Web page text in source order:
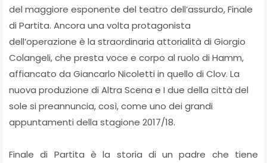
del maggiore esponente del teatro dell’assurdo, Finale
di Partita. Ancora una volta protagonista
dell’operazione è la straordinaria attorialità di Giorgio
Colangeli, che presta voce e corpo al ruolo di Hamm,
affiancato da Giancarlo Nicoletti in quello di Clov. La
nuova produzione di Altra Scena e I due della città del
sole si preannuncia, così, come uno dei grandi
appuntamenti della stagione 2017/18.
Finale di Partita è la storia di un padre che tiene